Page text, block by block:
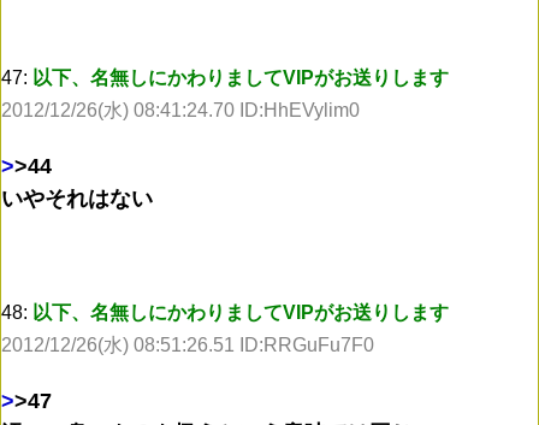
47: 以下、名無しにかわりましてVIPがお送りします
2012/12/26(水) 08:41:24.70 ID:HhEVylim0
>>44
いやそれはない
48: 以下、名無しにかわりましてVIPがお送りします
2012/12/26(水) 08:51:26.51 ID:RRGuFu7F0
>>47